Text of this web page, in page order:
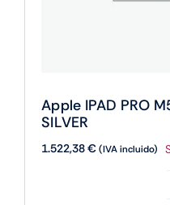
Apple IPAD PRO
SILVER
1.522,38€(IVA incluido)